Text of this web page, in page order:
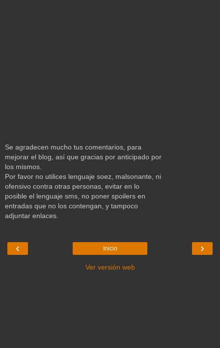
Se agradecen mucho tus comentarios, para
mejorar el blog, así que gracias por anticipado por
los mismos.
Por favor no utilices lenguaje soez, malsonante, ni
ofensivo contra otras personas, evitar en lo
posible el lenguaje sms, no poner spoilers en
entradas que no los contengan, y tampoco
adjuntar enlaces.
‹ ›
Inicio
Ver versión web